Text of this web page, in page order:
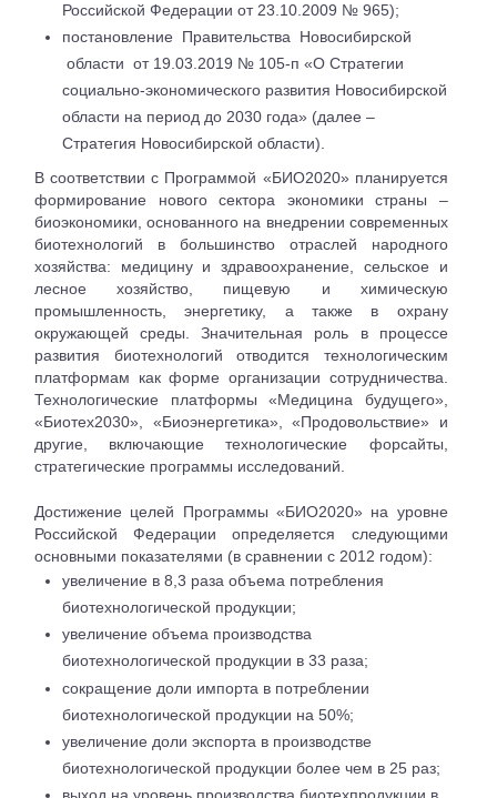
Российской Федерации от 23.10.2009 № 965);
постановление
Правительства Новосибирской
области от 19.03.2019 № 105-п «О Стратегии
социально-экономического развития Новосибирской
области на период до 2030 года» (далее –
Стратегия Новосибирской области).
B соответствии с Программой «БИО2020» планируется
формирование нового сектора экономики страны –
биоэкономики, основанного на внедрении современных
биотехнологий в большинство отраслей народного
хозяйства: медицину и здравоохранение, сельское и
лесное хозяйство, пищевую и химическую
промышленность, энергетику, а также в охрану
окружающей среды. Значительная роль в процессе
развития биотехнологий отводится технологическим
платформам как форме организации сотрудничества.
Технологические платформы «Медицина будущего»,
«Биотех2030», «Биоэнергетика», «Продовольствие» и
другие, включающие технологические форсайты,
стратегические программы исследований.
Достижение целей Программы «БИО2020» на уровне
Российской Федерации определяется следующими
основными показателями (в сравнении с 2012 годом):
увеличение в 8,3 раза объема потребления
биотехнологической продукции;
увеличение объема производства
биотехнологической продукции в 33 раза;
сокращение доли импорта в потреблении
биотехнологической продукции на 50%;
увеличение доли экспорта в производстве
биотехнологической продукции более чем в 25 раз;